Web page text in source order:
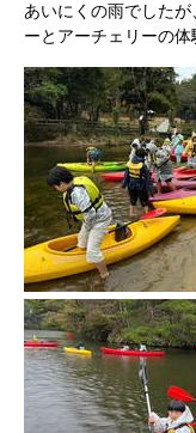
あいにくの雨でした
ーとアーチェリーの体